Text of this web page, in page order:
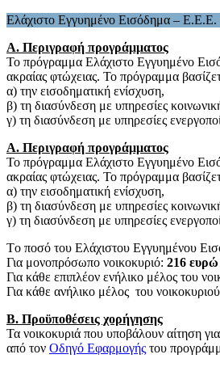
Ελάχιστο Εγγυημένο Εισόδημα –
Α. Περιγραφή προγράμματος
Το πρόγραμμα Ελάχιστο Εγγυημένο
ακραίας φτώχειας. Το πρόγραμμα
α) την εισοδηματική ενίσχυση,
β) τη διασύνδεση με υπηρεσίες
γ) τη διασύνδεση με υπηρεσίες
Α. Περιγραφή προγράμματος
Το πρόγραμμα Ελάχιστο Εγγυημένο
ακραίας φτώχειας. Το πρόγραμμα
α) την εισοδηματική ενίσχυση,
β) τη διασύνδεση με υπηρεσίες
γ) τη διασύνδεση με υπηρεσίες
Tο ποσό του Ελάχιστου Εγγυημένου
Για μονοπρόσωπο νοικοκυριό: 216 ευρώ
Για κάθε επιπλέον ενήλικο μέλος του
Για κάθε ανήλικο μέλος του
Β. Προϋποθέσεις χορήγησης
Τα νοικοκυριά που υποβάλουν αίτηση
από τον Οδηγό Εφαρμογής του